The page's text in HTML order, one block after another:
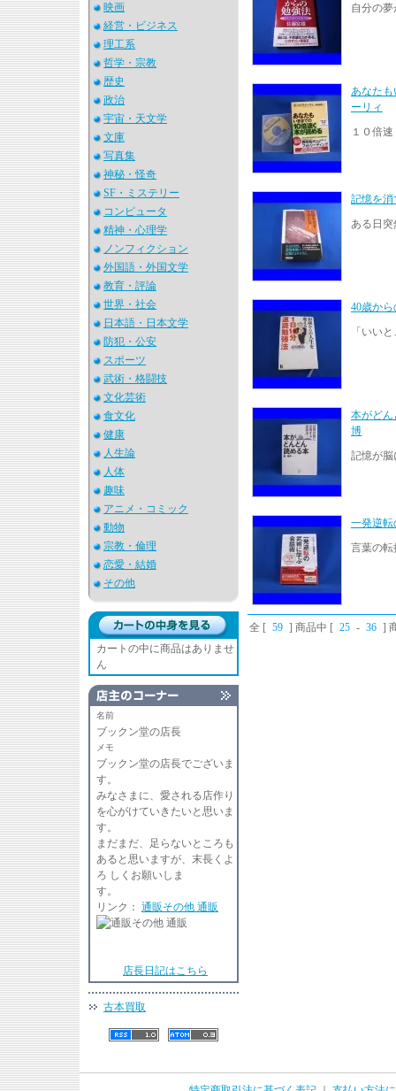
映画
経営・ビジネス
理工系
哲学・宗教
歴史
政治
宇宙・天文学
文庫
写真集
神秘・怪奇
SF・ミステリー
コンピュータ
精神・心理学
ノンフィクション
外国語・外国文学
教育・評論
世界・社会
日本語・日本文学
防犯・公安
スポーツ
武術・格闘技
文化芸術
食文化
健康
人生論
人体
趣味
アニメ・コミック
動物
宗教・倫理
恋愛・結婚
その他
カートの中に商品はありませ
ん
名前
ブックン堂の店長
メモ
ブックン堂の店長でございま
す
みなさまに、愛される店作り
を心がけていきたいと思いま
す。
まだまだ、足らないところも
あると思いますが、末長くよ
ろ しくお願いしま
リンク： 通販その他 通販
店長日記はこちら
古本買取
自分の
あなた
ーリィ
１０倍
記憶を
ある日突
40歳か
「いい
本がど
博
記憶が脳
一発逆
言葉の転
全 [ 59 ] 商品中 [ 25 - 36 ]